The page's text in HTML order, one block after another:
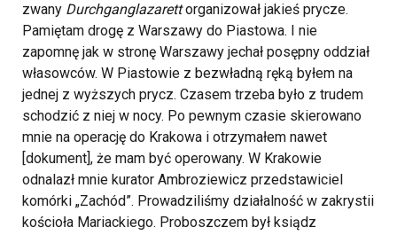
zwany Durchganglazarettorganizował jakieś prycze.
Pamiętam drogę z Warszawy do Piastowa. I nie
zapomnę jak w stronę Warszawy jechał posępny oddział
własowców. W Piastowie z bezwładną ręką byłem na
jednej z wyższych prycz. Czasem trzeba było z trudem
schodzić z niej w nocy. Po pewnym czasie skierowano
mnie na operację do Krakowa i otrzymałem nawet
[dokument], że mam być operowany. W Krakowie
odnalazł mnie kurator Ambroziewicz przedstawiciel
komórki „Zachód”. Prowadziliśmy działalność w zakrystii
kościoła Mariackiego. Proboszczem był ksiądz